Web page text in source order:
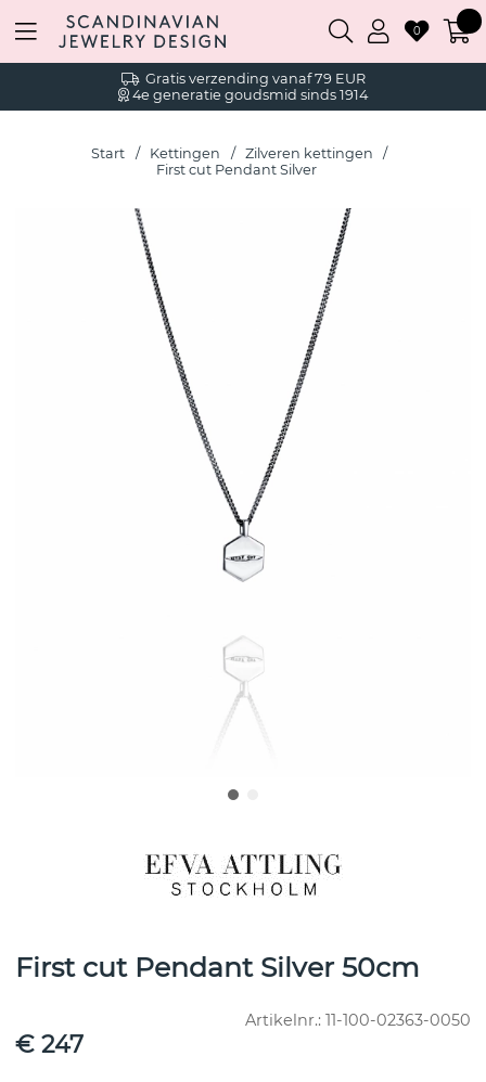
Gratis verzending vanaf 79 EUR
4e generatie goudsmid sinds 1914
0
Start Kettingen
Zilveren kettingen
First cut Pendant Silver
First cut Pendant Silver 50cm
Artikelnr.: 11-100-02363-0050
€ 247